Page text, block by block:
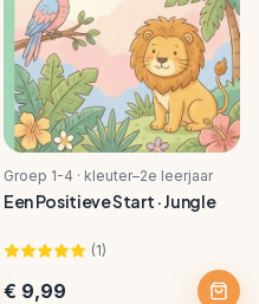
Groep 1-4 · kleuter–2e leerjaar
Een Positieve Start · Jungle
(1)
€ 9,99